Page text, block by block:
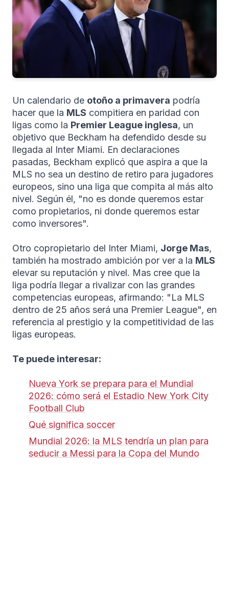
Un calendario de otoño a primavera podría
hacer que la MLS compitiera en paridad con
ligas como la Premier League inglesa, un
objetivo que Beckham ha defendido desde su
llegada al Inter Miami. En declaraciones
pasadas, Beckham explicó que aspira a que la
MLS no sea un destino de retiro para jugadores
europeos, sino una liga que compita al más alto
nivel. Según él, "no es donde queremos estar
como propietarios, ni donde queremos estar
como inversores".
Otro copropietario del Inter Miami, Jorge Mas,
también ha mostrado ambición por ver a la MLS
elevar su reputación y nivel. Mas cree que la
liga podría llegar a rivalizar con las grandes
competencias europeas, afirmando: "La MLS
dentro de 25 años será una Premier League", en
referencia al prestigio y la competitividad de las
ligas europeas.
Te puede interesar:
Nueva York se prepara para el Mundial
2026: cómo será el Estadio New York City
Football Club
Qué significa soccer
Mundial 2026: la MLS tendría un plan para
seducir a Messi para la Copa del Mundo